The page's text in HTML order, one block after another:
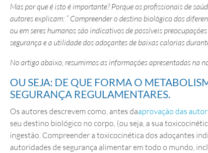
Mas por que é isto é importante? Porque os profissionais de
autores explicam: ” Compreender o destino biológico dos
ou em seres humanos são indicativos de possíveis
segurança e a utilidade dos adoçantes de baixas calorias
No artigo abaixo, resumimos as informações apresentadas na
OU SEJA: DE QUE FORMA O
SEGURANÇA REGULAMENTARES.
Os autores descrevem como, antes daaprovação das
seu destino biológico no corpo, (ou seja, a sua
ingestão. Compreender a toxicocinética dos adoçantes
autoridades de segurança alimentar em todo o mundo,